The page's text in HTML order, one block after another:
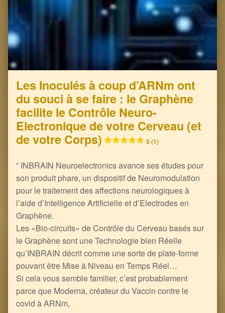
Les Inoculés à coup d’ARNm ont
du souci à se faire : le Graphène
facilite le Contrôle Neuro-
Electronique de votre Cerveau (et
de votre Corps)
5 (1)
” INBRAIN Neuroelectronics avance ses études pour
son produit phare, un dispositif de Neuromodulation
pour le traitement des affections neurologiques à
l’aide d’Intelligence Artificielle et d’Electrodes en
Graphène.
Les «Bio-circuits» de Contrôle du Cerveau basés sur
le Graphène sont une Technologie bien Réelle
qu’INBRAIN décrit comme une sorte de plate-forme
pouvant être Mise à Niveau en Temps Réel…
Si cela vous semble familier, c’est probablement
parce que Moderna, créateur du Vaccin contre le
covid à ARNm,